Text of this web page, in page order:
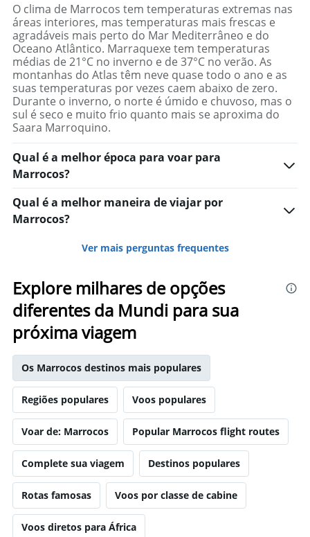
O clima de Marrocos tem temperaturas extremas nas
áreas interiores, mas temperaturas mais frescas e
agradáveis mais perto do Mar Mediterrâneo e do
Oceano Atlântico. Marraquexe tem temperaturas
médias de 21°C no inverno e de 37°C no verão. As
montanhas do Atlas têm neve quase todo o ano e as
suas temperaturas por vezes caem abaixo de zero.
Durante o inverno, o norte é úmido e chuvoso, mas o
sul é seco e muito frio quanto mais se aproxima do
Saara Marroquino.
Qual é a melhor época para voar para
Marrocos?
Qual é a melhor maneira de viajar por
Marrocos?
Ver mais perguntas frequentes
Explore milhares de opções
diferentes da Mundi para sua
próxima viagem
Os Marrocos destinos mais populares
Regiões populares Voos populares
Voar de: Marrocos Popular Marrocos flight routes
Complete sua viagem Destinos populares
Rotas famosas Voos por classe de cabine
Voos diretos para África